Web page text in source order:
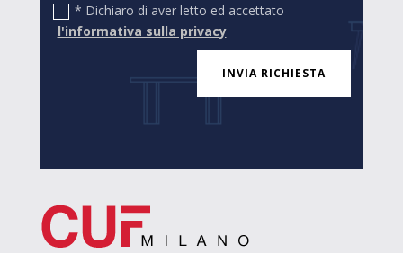
* Dichiaro di aver letto ed accettato
l'informativa sulla privacy
INVIA RICHIESTA